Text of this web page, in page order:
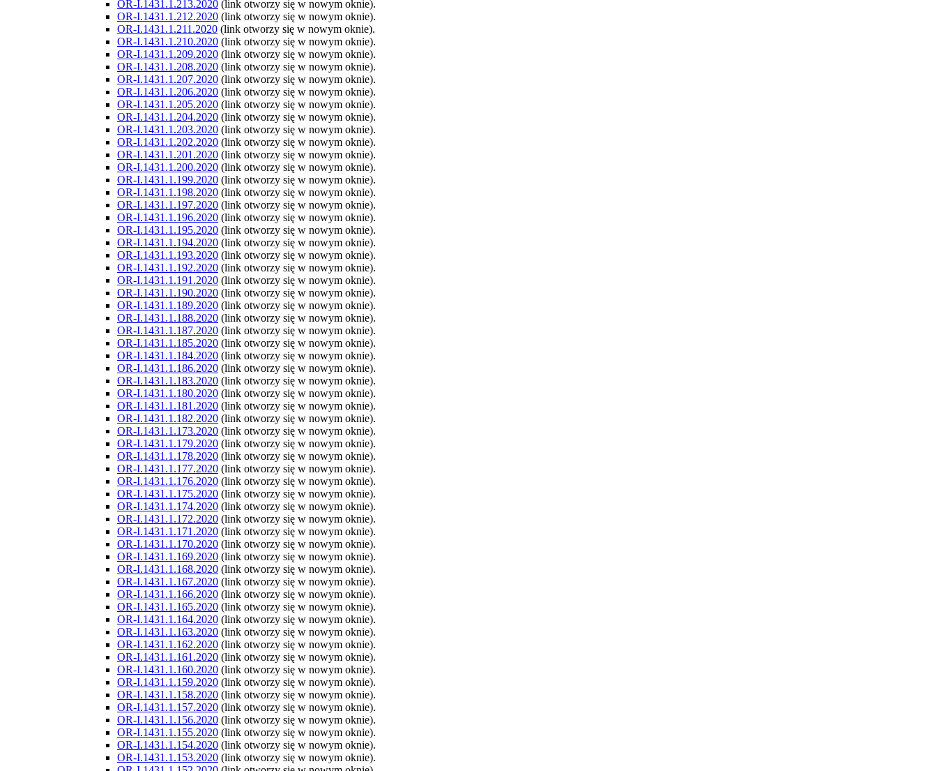
OR-I.1431.1.213.2020 (link otworzy się w nowym oknie).
OR-I.1431.1.212.2020 (link otworzy się w nowym oknie).
OR-I.1431.1.211.2020 (link otworzy się w nowym oknie).
OR-I.1431.1.210.2020 (link otworzy się w nowym oknie).
OR-I.1431.1.209.2020 (link otworzy się w nowym oknie).
OR-I.1431.1.208.2020 (link otworzy się w nowym oknie).
OR-I.1431.1.207.2020 (link otworzy się w nowym oknie).
OR-I.1431.1.206.2020 (link otworzy się w nowym oknie).
OR-I.1431.1.205.2020 (link otworzy się w nowym oknie).
OR-I.1431.1.204.2020 (link otworzy się w nowym oknie).
OR-I.1431.1.203.2020 (link otworzy się w nowym oknie).
OR-I.1431.1.202.2020 (link otworzy się w nowym oknie).
OR-I.1431.1.201.2020 (link otworzy się w nowym oknie).
OR-I.1431.1.200.2020 (link otworzy się w nowym oknie).
OR-I.1431.1.199.2020 (link otworzy się w nowym oknie).
OR-I.1431.1.198.2020 (link otworzy się w nowym oknie).
OR-I.1431.1.197.2020 (link otworzy się w nowym oknie).
OR-I.1431.1.196.2020 (link otworzy się w nowym oknie).
OR-I.1431.1.195.2020 (link otworzy się w nowym oknie).
OR-I.1431.1.194.2020 (link otworzy się w nowym oknie).
OR-I.1431.1.193.2020 (link otworzy się w nowym oknie).
OR-I.1431.1.192.2020 (link otworzy się w nowym oknie).
OR-I.1431.1.191.2020 (link otworzy się w nowym oknie).
OR-I.1431.1.190.2020 (link otworzy się w nowym oknie).
OR-I.1431.1.189.2020 (link otworzy się w nowym oknie).
OR-I.1431.1.188.2020 (link otworzy się w nowym oknie).
OR-I.1431.1.187.2020 (link otworzy się w nowym oknie).
OR-I.1431.1.185.2020 (link otworzy się w nowym oknie).
OR-I.1431.1.184.2020 (link otworzy się w nowym oknie).
OR-I.1431.1.186.2020 (link otworzy się w nowym oknie).
OR-I.1431.1.183.2020 (link otworzy się w nowym oknie).
OR-I.1431.1.180.2020 (link otworzy się w nowym oknie).
OR-I.1431.1.181.2020 (link otworzy się w nowym oknie).
OR-I.1431.1.182.2020 (link otworzy się w nowym oknie).
OR-I.1431.1.173.2020 (link otworzy się w nowym oknie).
OR-I.1431.1.179.2020 (link otworzy się w nowym oknie).
OR-I.1431.1.178.2020 (link otworzy się w nowym oknie).
OR-I.1431.1.177.2020 (link otworzy się w nowym oknie).
OR-I.1431.1.176.2020 (link otworzy się w nowym oknie).
OR-I.1431.1.175.2020 (link otworzy się w nowym oknie).
OR-I.1431.1.174.2020 (link otworzy się w nowym oknie).
OR-I.1431.1.172.2020 (link otworzy się w nowym oknie).
OR-I.1431.1.171.2020 (link otworzy się w nowym oknie).
OR-I.1431.1.170.2020 (link otworzy się w nowym oknie).
OR-I.1431.1.169.2020 (link otworzy się w nowym oknie).
OR-I.1431.1.168.2020 (link otworzy się w nowym oknie).
OR-I.1431.1.167.2020 (link otworzy się w nowym oknie).
OR-I.1431.1.166.2020 (link otworzy się w nowym oknie).
OR-I.1431.1.165.2020 (link otworzy się w nowym oknie).
OR-I.1431.1.164.2020 (link otworzy się w nowym oknie).
OR-I.1431.1.163.2020 (link otworzy się w nowym oknie).
OR-I.1431.1.162.2020 (link otworzy się w nowym oknie).
OR-I.1431.1.161.2020 (link otworzy się w nowym oknie).
OR-I.1431.1.160.2020 (link otworzy się w nowym oknie).
OR-I.1431.1.159.2020 (link otworzy się w nowym oknie).
OR-I.1431.1.158.2020 (link otworzy się w nowym oknie).
OR-I.1431.1.157.2020 (link otworzy się w nowym oknie).
OR-I.1431.1.156.2020 (link otworzy się w nowym oknie).
OR-I.1431.1.155.2020 (link otworzy się w nowym oknie).
OR-I.1431.1.154.2020 (link otworzy się w nowym oknie).
OR-I.1431.1.153.2020 (link otworzy się w nowym oknie).